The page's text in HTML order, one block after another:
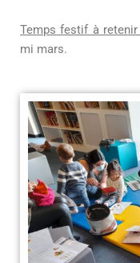
Temps festif à retenir
mi mars.